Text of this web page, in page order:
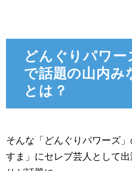
どんぐりパワー
で話題の山内み
とは？
そんな「どんぐりパワーズ
すま」にセレブ芸人として